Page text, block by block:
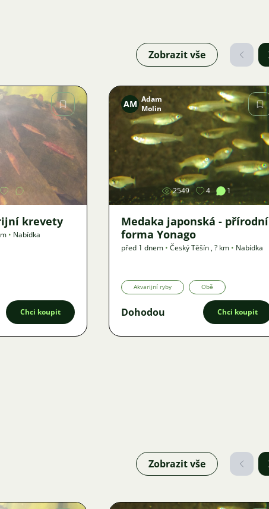
Zobrazit vše
krevety
• Nabídka
Chci koupit
Obrázek
AM Adam
Molin
2549 4 1
Medaka japonská - přírodní
forma Yonago
před 1 dnem • Český Těšín ,? km • Nabídka
Akvarijní ryby Obě
Dohodou Chci koupit
Zobrazit vše